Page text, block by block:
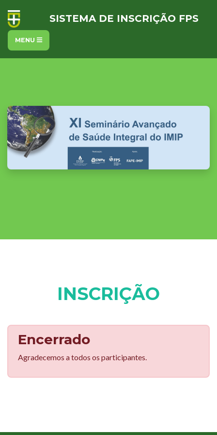
SISTEMA DE INSCRIÇÃO FPS
MENU
INSCRIÇÃO
Encerrado
Agradecemos a todos os participantes.